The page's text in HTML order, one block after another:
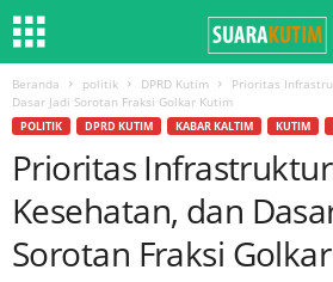
Beranda politik DPRD Kutim
Prioritas
Dasar Jadi Sorotan Fraksi Golkar Kutim
POLITIK DPRD KUTIM KABAR KALTIM KUTIM
Prioritas
Kesehatan, dan
Sorotan Fraksi